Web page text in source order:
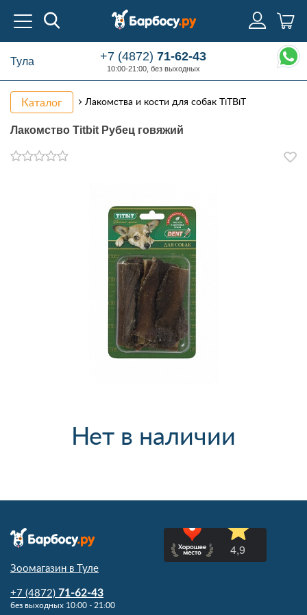
Тула +7 (4872)71-62-43
10:00-21:00, без выходных
Каталог Лакомства и кости для собак TiTBiT
Лакомство Titbit Рубец говяжий
Нет в наличии
Зоомагазин в Туле
+7 (4872) 71-62-43
без выходных 10:00 - 21:00